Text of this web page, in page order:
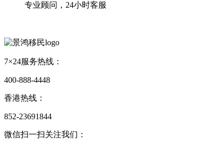
专业顾问，24小时客服
7×24服务热线：
400-888-4448
香港热线：
852-23691844
微信扫一扫关注我们：